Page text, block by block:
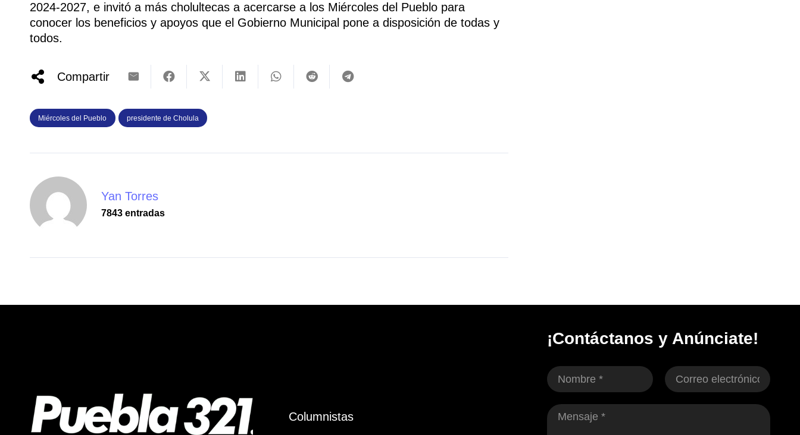
2024-2027, e invitó a más cholultecas a acercarse a los Miércoles del Pueblo para
conocer los beneficios y apoyos que el Gobierno Municipal pone a disposición de todas y
todos.
Compartir
Miércoles del Pueblo presidente de Cholula
Yan Torres
7843 entradas
Columnistas
¡Contáctanos y Anúnciate!